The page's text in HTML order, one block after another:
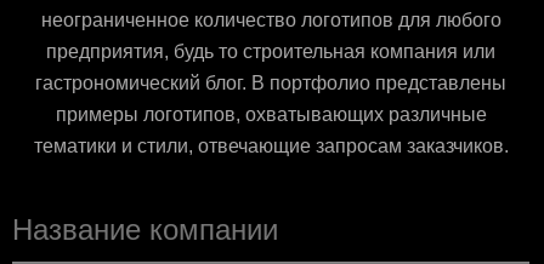
неограниченное количество логотипов для любого
предприятия, будь то строительная компания или
гастрономический блог. В портфолио представлены
примеры логотипов, охватывающих различные
тематики и стили, отвечающие запросам заказчиков.